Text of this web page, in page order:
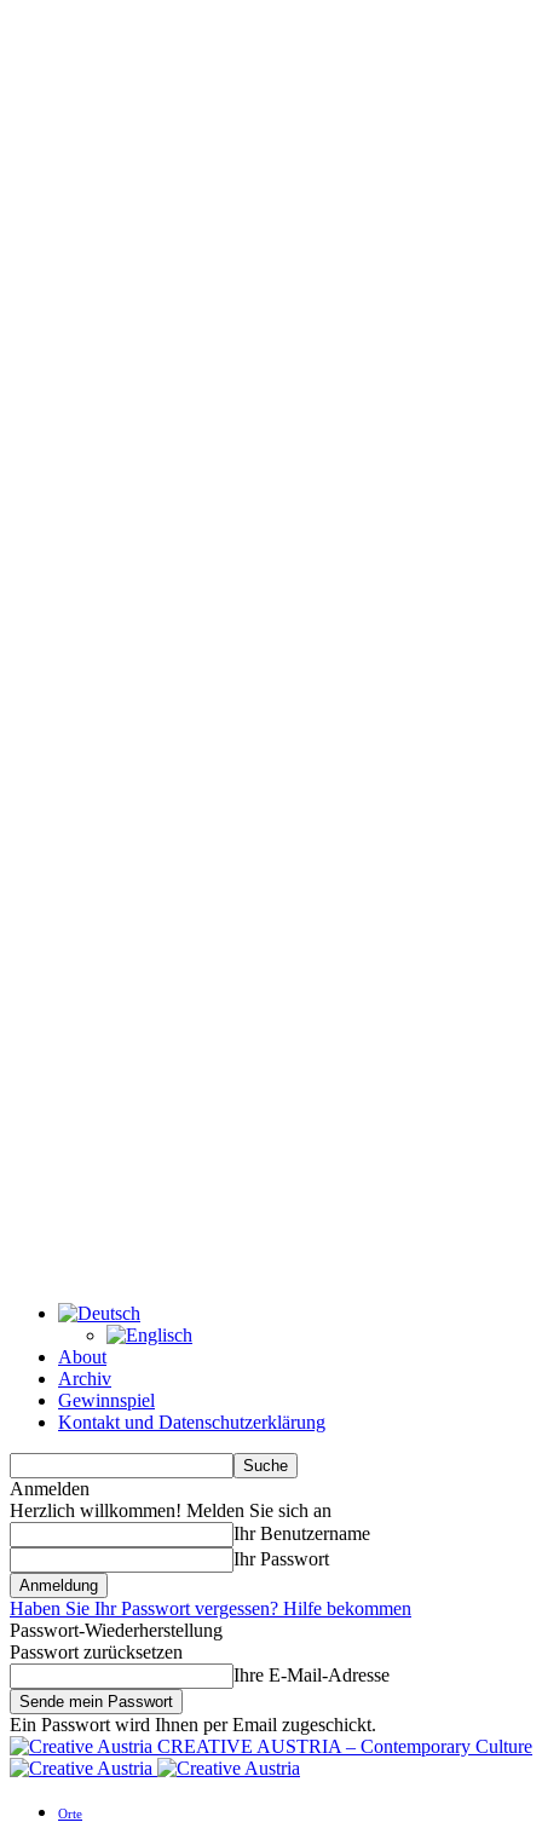
About
Archiv
Gewinnspiel
Kontakt und Datenschutzerklärung
Anmelden
Herzlich willkommen! Melden Sie sich an
Ihr Benutzername
Ihr Passwort
Haben Sie Ihr Passwort vergessen? Hilfe bekommen
Passwort-Wiederherstellung
Passwort zurücksetzen
Ihre E-Mail-Adresse
Ein Passwort wird Ihnen per Email zugeschickt.
CREATIVE AUSTRIA – Contemporary Culture
Orte